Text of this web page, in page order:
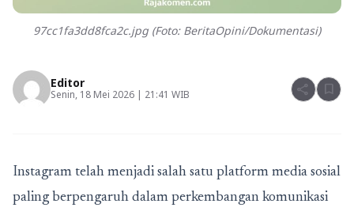
97cc1fa3dd8fca2c.jpg (Foto: BeritaOpini/Dokumentasi)
Editor
Senin, 18 Mei 2026 | 21:41 WIB share bookmark
Instagram telah menjadi salah satu platform media sosial
paling berpengaruh dalam perkembangan komunikasi